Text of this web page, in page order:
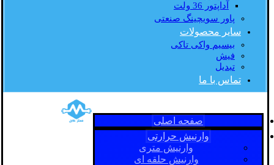
آداپتور 36 ولت
پاور سویچینگ صنعتی
سایر محصولات
بیسیم واکی تاکی
فیش
تبدیل
تماس با ما
صفحه اصلی
وارنیش حرارتی
وارنیش متری
وارنیش حلقه ای